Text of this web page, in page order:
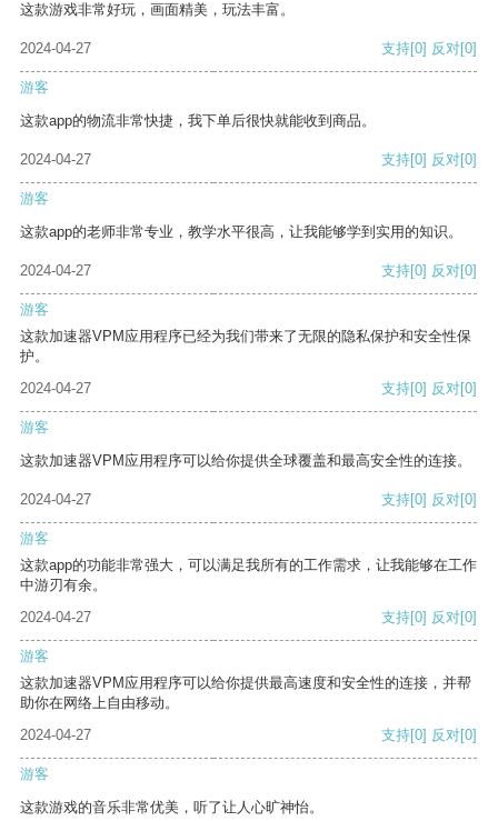
这款游戏非常好玩，画面精美，玩法丰富。
2024-04-27 支持[0] 反对[0]
游客
这款app的物流非常快捷，我下单后很快就能收到商品。
2024-04-27 支持[0] 反对[0]
游客
这款app的老师非常专业，教学水平很高，让我能够学到实用的知识。
2024-04-27 支持[0] 反对[0]
游客
这款加速器VPM应用程序已经为我们带来了无限的隐私保护和安全性保
护。
2024-04-27
支持[0] 反对[0]
游客
这款加速器VPM应用程序可以给你提供全球覆盖和最高安全性的连接。
2024-04-27 支持[0] 反对[0]
游客
这款app的功能非常强大，可以满足我所有的工作需求，让我能够在工作
中游刃有余。
2024-04-27
支持[0] 反对[0]
游客
这款加速器VPM应用程序可以给你提供最高速度和安全性的连接，并帮
助你在网络上自由移动。
2024-04-27
支持[0] 反对[0]
游客
这款游戏的音乐非常优美，听了让人心旷神怡。